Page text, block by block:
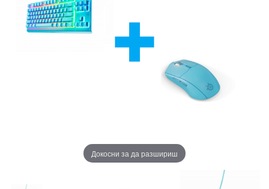
Докосни за да разшириш